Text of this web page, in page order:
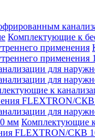
Комплектующие к
применения
применения
для
для
к
FLEXTRON/
для
мм Комплектующие
FLEXTRON/СКВ